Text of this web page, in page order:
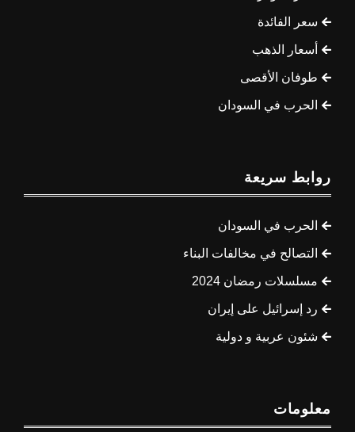
سعر الفائدة
أسعار الذهب
طوفان الأقصى
الحرب في السودان
روابط سريعة
الحرب في السودان
التصالح في مخالفات البناء
مسلسلات رمضان 2024
رد إسرائيل على إيران
شئون عربية و دولية
معلومات